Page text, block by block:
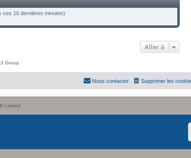
ces 10 dernières minutes)
Aller à
Group
Supprimer les
Nous contacter
Limited
Off